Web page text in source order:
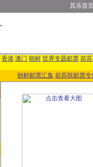
其乐首
香港 澳门 朝鲜 世界专题邮票 前
朝鲜邮票汇集 前苏联邮票专